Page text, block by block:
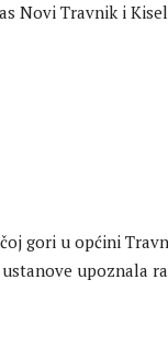
Novi Travnik i
gori u općini
upoznala